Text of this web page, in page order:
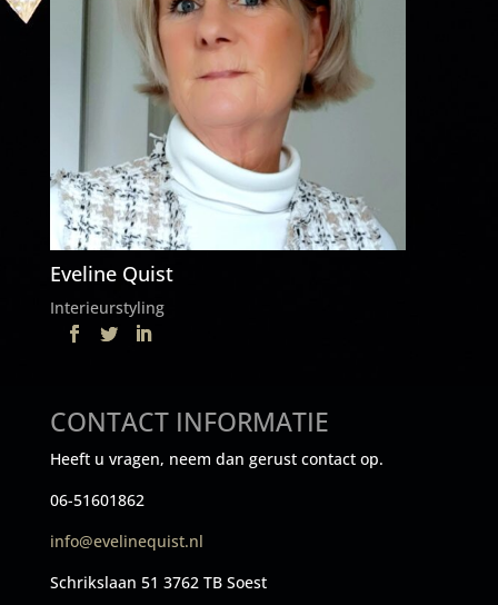
Eveline Quist
Interieurstyling
CONTACT INFORMATIE
Heeft u vragen, neem dan gerust contact op.
06-51601862
info@evelinequist.nl
Schrikslaan 51 3762 TB Soest